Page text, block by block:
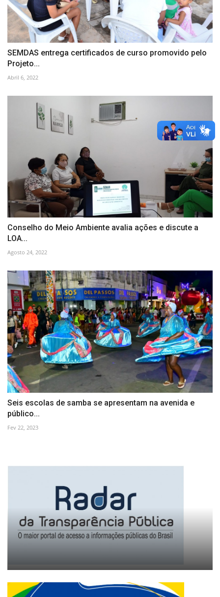
SEMDAS entrega certificados de curso promovido pelo
Projeto...
Abril 6, 2022
Conselho do Meio Ambiente avalia ações e discute a
LOA...
Agosto 24, 2022
Seis escolas de samba se apresentam na avenida e
público...
Fev 22, 2023